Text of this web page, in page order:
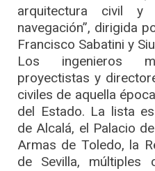
arquitectura civil
navegación”, dirigida
Francisco Sabatini y
Los ingenieros
proyectistas y
civiles de aquella
del Estado. La lista
de Alcalá, el Palacio
Armas de Toledo, la
de Sevilla, múltiples